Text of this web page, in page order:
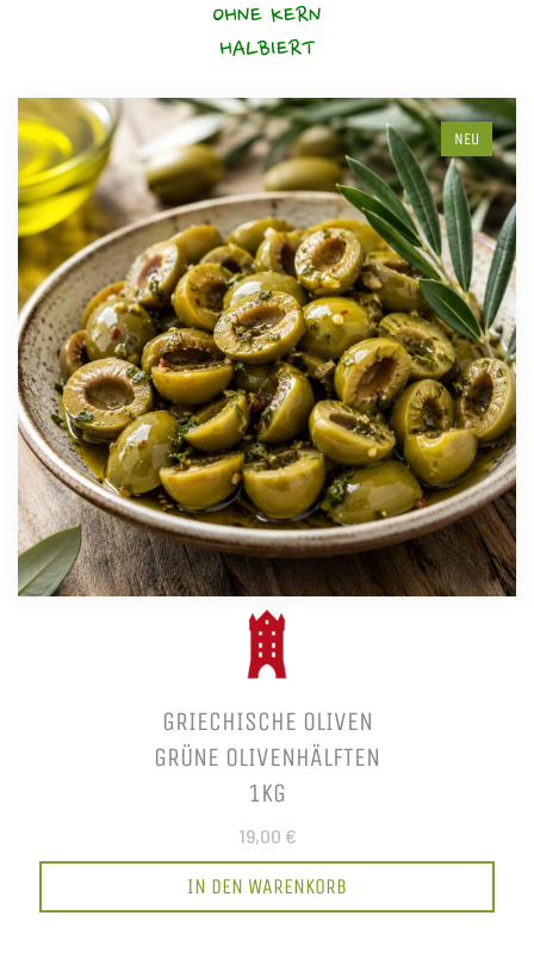
OHNE KERN
HALBIERT
NEU
GRIECHISCHE OLIVEN
GRÜNE OLIVENHÄLFTEN
1KG
19,00 €
IN DEN WARENKORB